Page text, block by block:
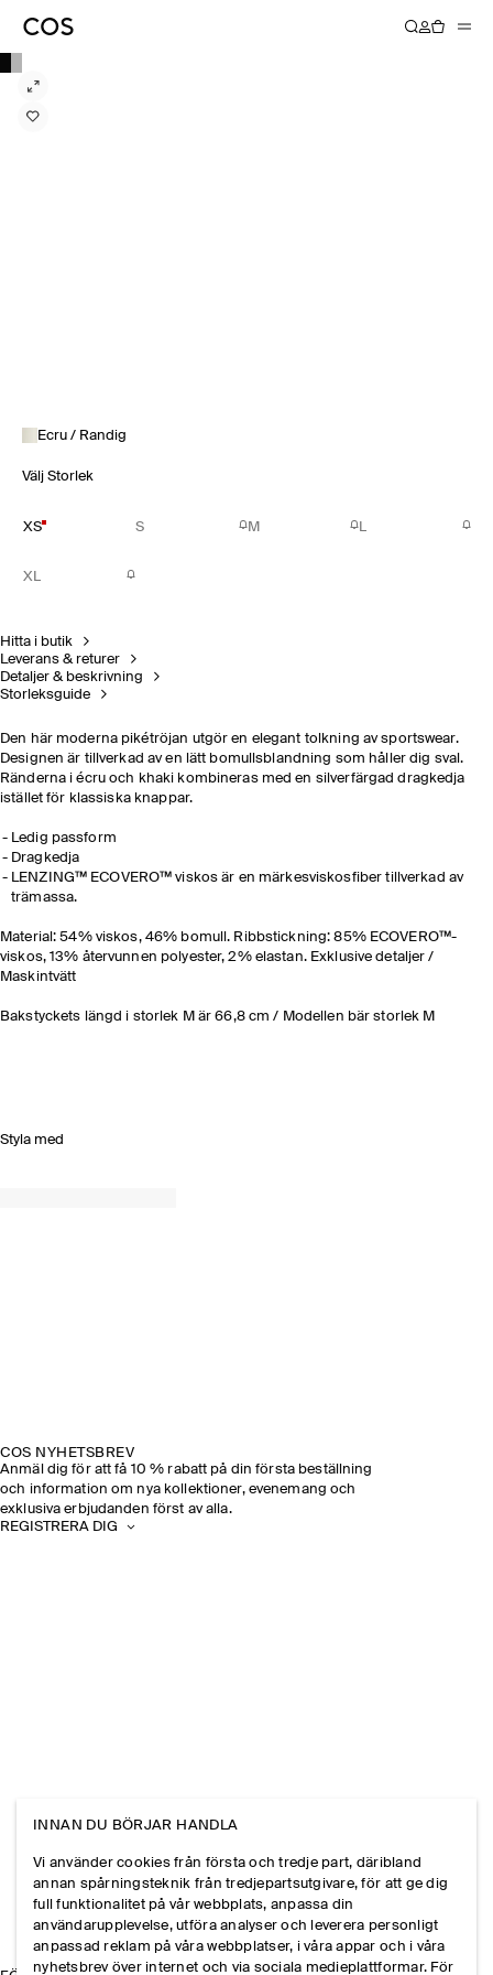
Ecru / Randig
Välj Storlek
XS S M L
XL
Hitta i butik
Leverans & returer
Detaljer & beskrivning
Storleksguide
Den här moderna pikétröjan utgör en elegant tolkning av sportswear.
Designen är tillverkad av en lätt bomullsblandning som håller dig sval.
Ränderna i écru och khaki kombineras med en silverfärgad dragkedja
istället för klassiska knappar.
Ledig passform
Dragkedja
LENZING™ ECOVERO™ viskos är en märkesviskosfiber tillverkad av
trämassa.
Material: 54% viskos, 46% bomull. Ribbstickning: 85% ECOVERO™-
viskos, 13% återvunnen polyester, 2% elastan. Exklusive detaljer /
Maskintvätt
Bakstyckets längd i storlek M är 66,8 cm / Modellen bär storlek M
Styla med
COS NYHETSBREV
Anmäl dig för att få 10 % rabatt på din första beställning
och information om nya kollektioner, evenemang och
exklusiva erbjudanden först av alla.
REGISTRERA DIG
INNAN DU BÖRJAR HANDLA
Vi använder cookies från första och tredje part, däribland
annan spårningsteknik från tredjepartsutgivare, för att ge dig
full funktionalitet på vår webbplats, anpassa din
användarupplevelse, utföra analyser och leverera personligt
anpassad reklam på våra webbplatser, i våra appar och i våra
nyhetsbrev över internet och via sociala medieplattformar. För